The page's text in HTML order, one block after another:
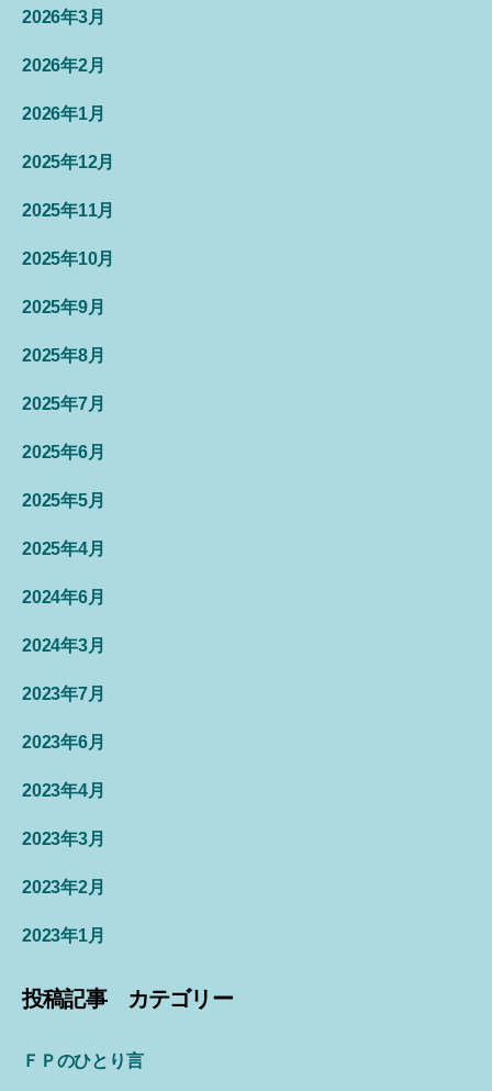
2026年3月
2026年2月
2026年1月
2025年12月
2025年11月
2025年10月
2025年9月
2025年8月
2025年7月
2025年6月
2025年5月
2025年4月
2024年6月
2024年3月
2023年7月
2023年6月
2023年4月
2023年3月
2023年2月
2023年1月
投稿記事 カテゴリー
ＦＰのひとり言